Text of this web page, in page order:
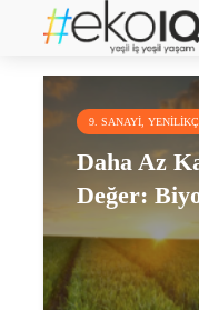
biyolojik
9. SANAYI,
Daha Az
Değer: